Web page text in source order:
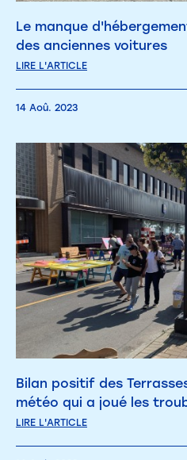
Le manque
des anciennes voitures
LIRE L'ARTICLE
14 Aoû. 2023
Bilan positif des
météo qui a joué les
LIRE L'ARTICLE